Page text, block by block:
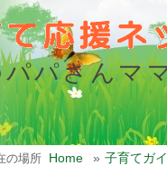
パさんマ
の場所 Home » 子育てガ